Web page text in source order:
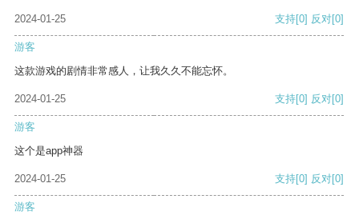
2024-01-25 支持[0] 反对[0]
游客
这款游戏的剧情非常感人，让我久久不能忘怀。
2024-01-25 支持[0] 反对[0]
游客
这个是app神器
2024-01-25 支持[0] 反对[0]
游客